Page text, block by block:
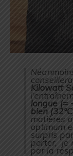
Kilowatt
longue (=
bien
matières
optimum
surpris
porter, je
par la